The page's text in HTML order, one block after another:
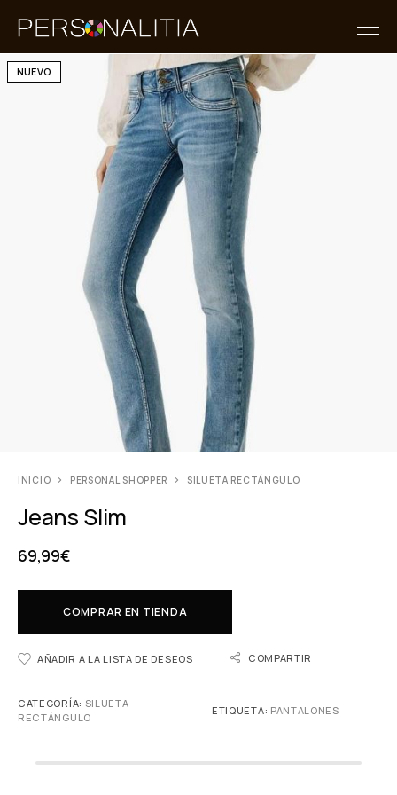
NUEVO
INICIO PERSONAL SHOPPER SILUETA RECTÁNGULO
Jeans Slim
69,99€
COMPRAR EN TIENDA
AÑADIR A LA LISTA DE DESEOS COMPARTIR
CATEGORÍA: SILUETA
RECTÁNGULO
ETIQUETA: PANTALONES